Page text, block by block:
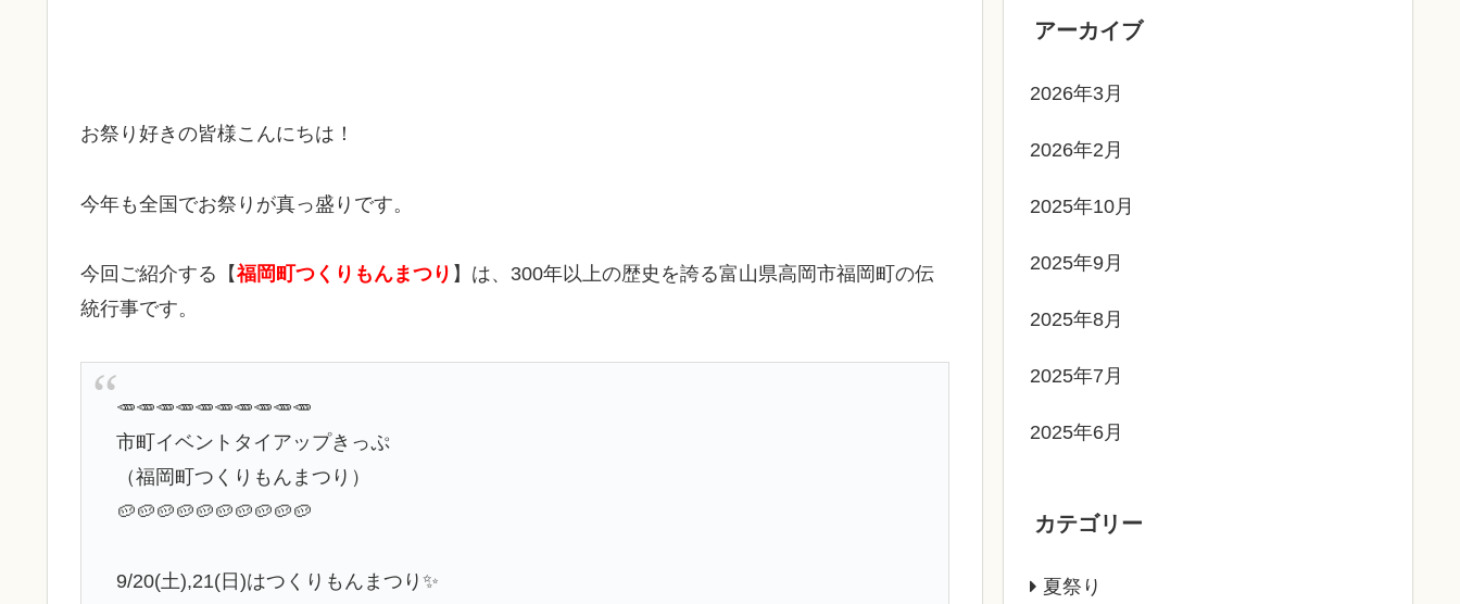
お祭り好きの皆様こんにちは！
今年も全国でお祭りが真っ盛りです。
今回ご紹介する【福岡町つくりもんまつり 】は、300年以上の歴史を誇る富山県高岡市福岡町の伝
統行事です。
🥕🥕🥕🥕🥕🥕🥕🥕🥕🥕
市町イベントタイアップきっぷ
（福岡町つくりもんまつり）
🥔🥔🥔🥔🥔🥔🥔🥔🥔🥔
9/20(土),21(日)はつくりもんまつり✨
アーカイブ
2026年3月
2026年2月
2025年10月
2025年9月
2025年8月
2025年7月
2025年6月
カテゴリー
夏祭り